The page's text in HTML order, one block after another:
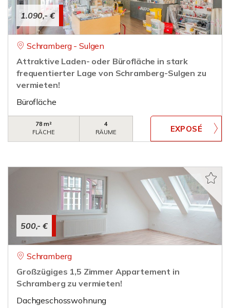
1.090,- €
Schramberg - Sulgen
Attraktive Laden- oder Bürofläche in stark
frequentierter Lage von Schramberg-Sulgen zu
vermieten!
Bürofläche
78 m²
FLÄCHE
4
RÄUME
500,- €
Schramberg
Großzügiges 1,5 Zimmer Appartement in
Schramberg zu vermieten!
Dachgeschosswohnung